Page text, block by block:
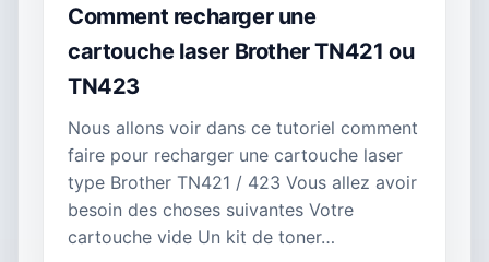
Comment recharger une
cartouche laser Brother TN421 ou
TN423
Nous allons voir dans ce tutoriel comment
faire pour recharger une cartouche laser
type Brother TN421 / 423 Vous allez avoir
besoin des choses suivantes Votre
cartouche vide Un kit de toner…